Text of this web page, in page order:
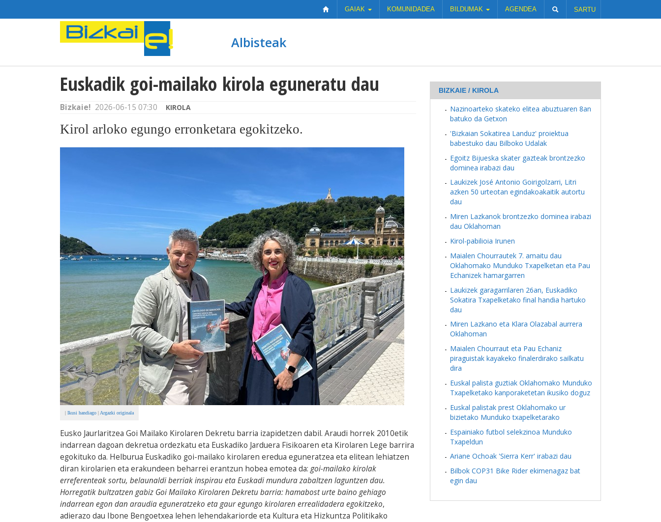
GAIAK KOMUNIDADEA BILDUMAK AGENDEA SARTU
Albisteak
Euskadik goi-mailako kirola eguneratu dau
Bizkaie! 2026-06-15 07:30 KIROLA
Kirol arloko egungo erronketara egokitzeko.
| Ikusi handiago | Argazki originala
Eusko Jaurlaritzea Goi Mailako Kirolaren Dekretu barria izapidetzen dabil. Araudi horrek 2010etik
indarrean dagoan dekretua ordezkatu eta Euskadiko Jarduera Fisikoaren eta Kirolaren Lege barrira
egokituko da. Helburua Euskadiko goi-mailako kirolaren eredua eguneratzea eta elitean lehiatzen
diran kirolarien eta erakundeen beharrei erantzun hobea emotea da:goi-mailako kirolak
erreferenteak sortu, belaunaldi berriak inspirau eta Euskadi mundura zabaltzen laguntzen dau.
Horregatik bultzatzen gabiz Goi Mailako Kirolaren Dekretu barria: hamabost urte baino gehiago
indarrean egon dan araudia eguneratzeko eta gaur egungo kirolaren errealidadera egokitzeko,
adierazo dau Ibone Bengoetxea lehen lehendakariorde eta Kultura eta Hizkuntza Politikako
BIZKAIE / KIROLA
Nazinoarteko skateko elitea abuztuaren 8an
batuko da Getxon
'Bizkaian Sokatirea Landuz' proiektua
babestuko dau Bilboko Udalak
Egoitz Bijueska skater gazteak brontzezko
dominea irabazi dau
Laukizek José Antonio Goirigolzarri, Litri
azken 50 urteotan egindakoakaitik autortu
dau
Miren Lazkanok brontzezko dominea irabazi
dau Oklahoman
Kirol-pabilioia Irunen
Maialen Chourrautek 7. amaitu dau
Oklahomako Munduko Txapelketan eta Pau
Echanizek hamargarren
Laukizek garagarrilaren 26an, Euskadiko
Sokatira Txapelketako final handia hartuko
dau
Miren Lazkano eta Klara Olazabal aurrera
Oklahoman
Maialen Chourraut eta Pau Echaniz
piraguistak kayakeko finalerdirako sailkatu
dira
Euskal palista guztiak Oklahomako Munduko
Txapelketako kanporaketetan ikusiko doguz
Euskal palistak prest Oklahomako ur
bizietako Munduko txapelketarako
Espainiako futbol selekzinoa Munduko
Txapeldun
Ariane Ochoak 'Sierra Kerr' irabazi dau
Bilbok COP31 Bike Rider ekimenagaz bat
egin dau